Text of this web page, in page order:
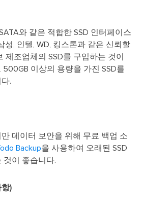
와 같은 적합한 SSD 인터페이스
성, 인텔, WD, 킹스톤과 같은 신뢰할
제조업체의 SSD를 구입하는 것이
이상의 용량을 가진 SSD를
.
데이터 보안을 위해 무료 백업 소
Backup을 사용하여 오래된 SSD
것이 좋습니다.
)